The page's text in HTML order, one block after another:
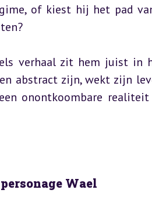
of kiest hij het pad
verhaal zit hem juist in
abstract zijn, wekt zijn
onontkoombare
Wael